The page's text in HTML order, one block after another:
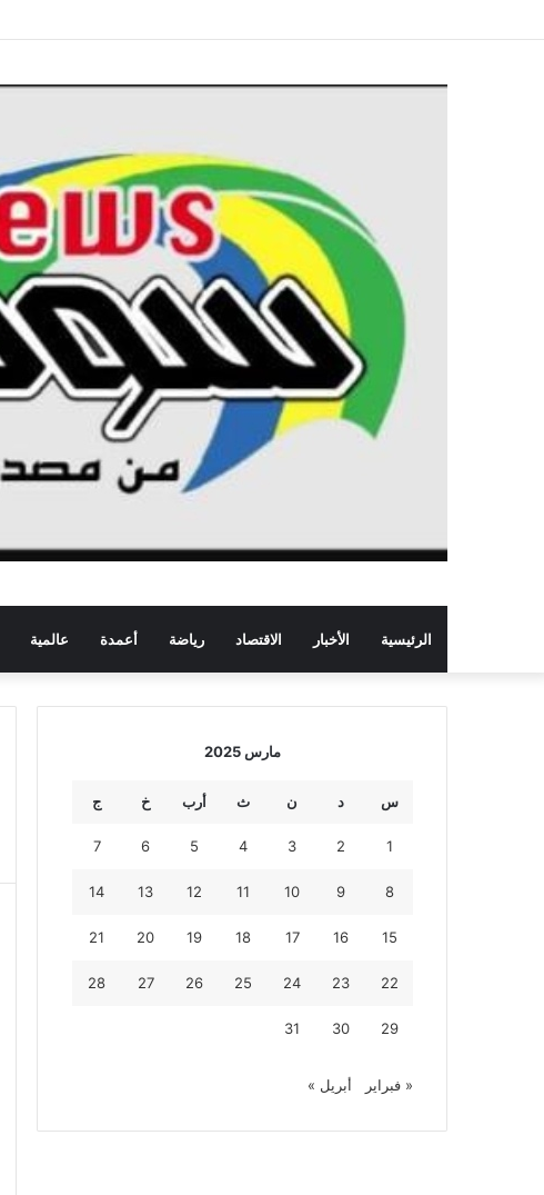
الرئيسية الأخبار الاقتصاد رياضة أعمدة عالمية
مارس 2025
س د ن ث أرب خ ج
1
2
3
4
5
6
7
8
9
10
11
12
13
14
15
16
17
18
19
20
21
22
23
24
25
26
27
28
29
30
31
« فبراير أبريل »